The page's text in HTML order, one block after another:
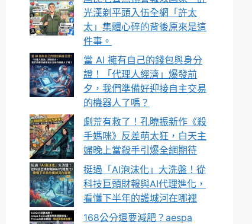
光漢剃平頭入伍全網「許太
太」集體心碎的背後原來是這
件事。
當 AI 擁有自己的錢包與身分
證！「代理人經濟」爆發前
夕，我們準備好迎接自主交易
的機器人了嗎？
劇荒有救了！孔曉振新作《殺
手媽咪》反差萌太狂，白天主
婦晚上當殺手引爆全網期待
挺過「AI泡沫化」大洗盤！從
科技巨頭財報與AI代理進化，
看懂下半年的護城河在哪裡
168公分還要減肥？aespa